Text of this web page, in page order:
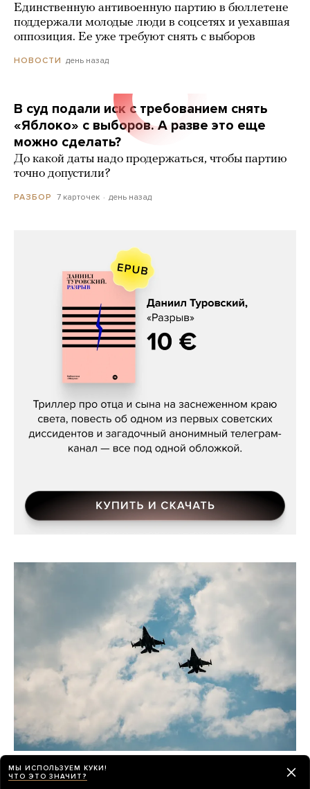
Единственную антивоенную партию в бюллетене
поддержали молодые люди в соцсетях и уехавшая
оппозиция. Ее уже требуют снять с выборов
НОВОСТИ день назад
В суд подали иск с требованием снять
«Яблоко» с выборов. А разве это еще
можно сделать?
До какой даты надо продержаться, чтобы партию
точно допустили?
РАЗБОР 7 карточек день назад
Даниил Туровский, «Разрыв»
Война
1626-й день. Новые оценки разведки США:
МЫ ИСПОЛЬЗУЕМ КУКИ!
ЧТО ЭТО ЗНАЧИТ?